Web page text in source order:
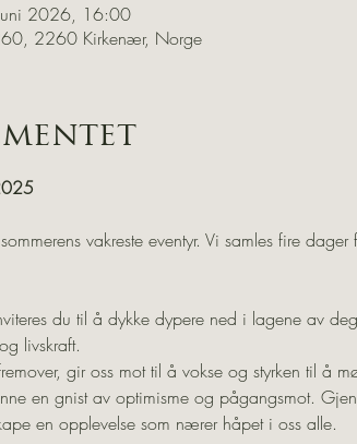
2026, 16:00
2260 Kirkenær, Norge
vakreste eventyr. Vi samles fire
du til å dykke dypere ned i lagene av
livskraft.
gir oss mot til å vokse og styrken til å
en gnist av optimisme og pågangsmot.
en opplevelse som nærer håpet i oss alle.